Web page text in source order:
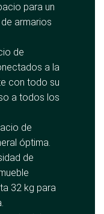
para un
armarios
de
a la
con todo su
a todos los
de
óptima.
de
32 kg para